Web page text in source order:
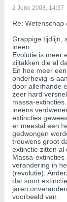
2 June 2008, 14:37
Re: Wetenschap
Grappige tijdlijn,
ineen.
Evolutie is meer
zijtakken die al
En hoe meer
onderhevig is
door allerhande
zeer hard
massa-
ineens
extincties
er meestal een
gedwongen
trouwens groot
extinctie zitten al
Massa-
verandering in
(revolutie).
dat soort
jaren
voorbeeld van.